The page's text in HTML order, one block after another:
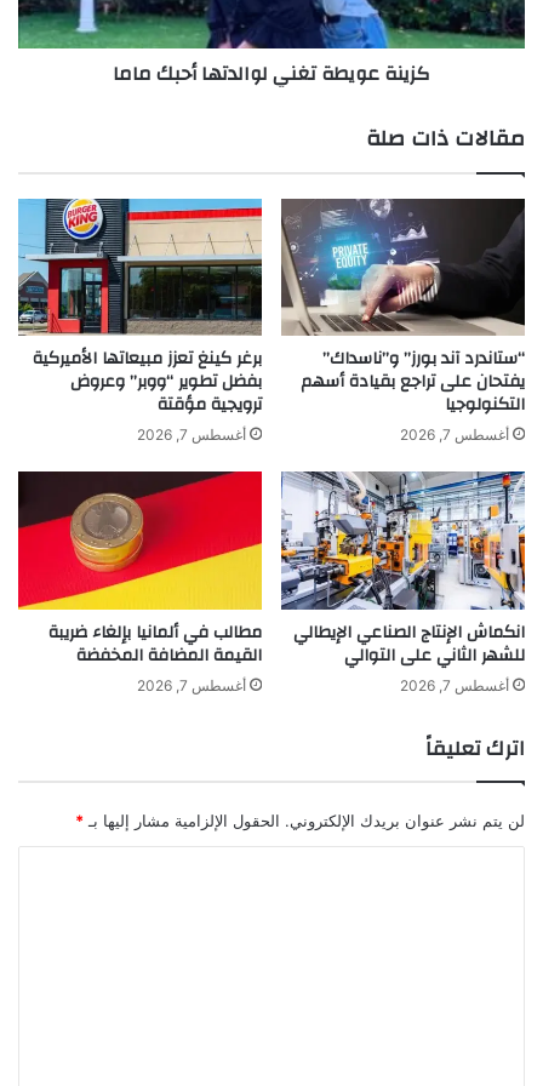
e
n
ي
ط
ن
ي
ل
ت
ه
ا
أ
ح
ك
م
ا
م
ا
كزينة عويطة تغني لوالدتها أحبك ماما
مقالات ذات صلة
“ستاندرد آند بورز” و”ناسداك”
يفتحان على تراجع بقيادة أسهم
التكنولوجيا
أغسطس 7, 2026
برغر كينغ تعزز مبيعاتها الأميركية
بفضل تطوير “ووبر” وعروض
ترويجية مؤقتة
أغسطس 7, 2026
انكماش الإنتاج الصناعي الإيطالي
للشهر الثاني على التوالي
أغسطس 7, 2026
مطالب في ألمانيا بإلغاء ضريبة
القيمة المضافة المخفضة
أغسطس 7, 2026
اترك تعليقاً
لن يتم نشر عنوان بريدك الإلكتروني. الحقول الإلزامية مشار إليها بـ *